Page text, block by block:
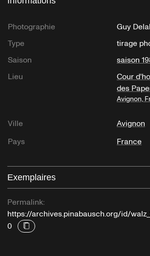
Photographie
Guy
Type
tirage
Saison
saison
Lieu
Cour
des
Avignon,
Ville
Avignon
Pays
France
Exemplaires
Permalink:
https://archives.pinabausch.org/id/
0